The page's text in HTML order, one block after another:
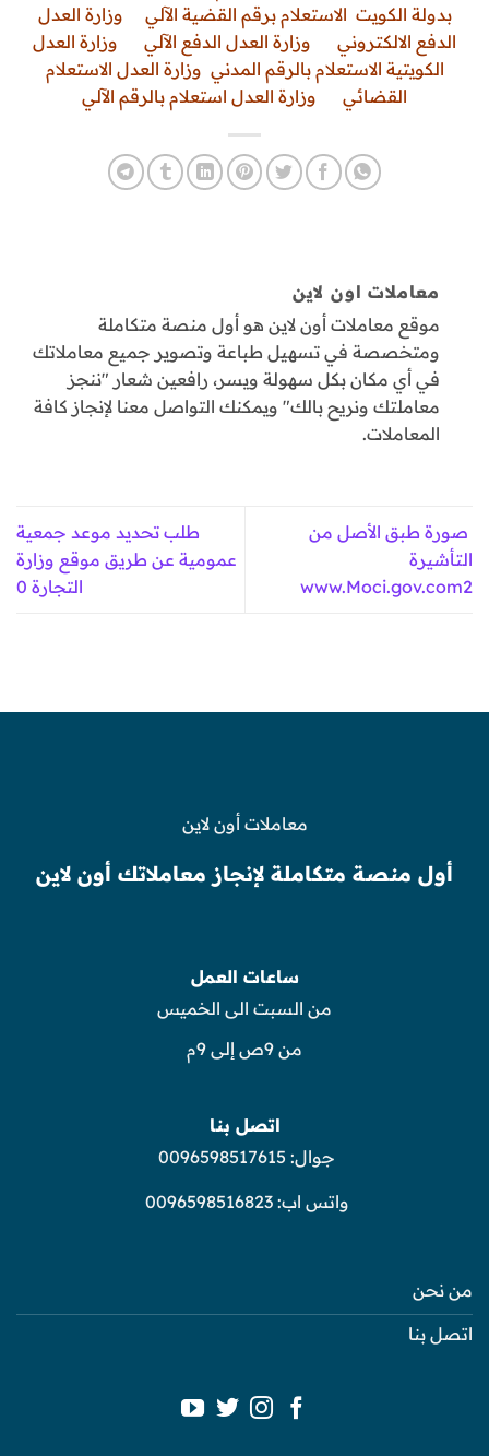
بدولة الكويت الاستعلام برقم القضية الآلي
وزارة العدل
الدفع الالكتروني
وزارة العدل الدفع الآلي
وزارة العدل
الكويتية الاستعلام بالرقم المدني وزارة العدل الاستعلام
القضائي
وزارة العدل استعلام بالرقم الآلي
معاملات اون لاين
موقع معاملات أون لاين هو أول منصة متكاملة
ومتخصصة في تسهيل طباعة وتصوير جميع معاملاتك
في أي مكان بكل سهولة ويسر، رافعين شعار "ننجز
معاملتك ونريح بالك" ويمكنك التواصل معنا لإنجاز كافة
المعاملات.
صورة طبق الأصل من
التأشيرة
www.Moci.gov.com2
طلب تحديد موعد جمعية
عمومية عن طريق موقع وزارة
التجارة 0
معاملات أون لاين
أول منصة متكاملة لإنجاز معاملاتك أون لاين
ساعات العمل
من السبت الى الخميس
من 9ص إلى 9م
اتصل بنا
جوال: 0096598517615
واتس اب:0096598516823
من نحن
اتصل بنا